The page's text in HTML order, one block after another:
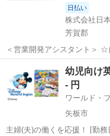
日払い
株式会社日
芳賀郡
＜営業開発アシスタント＞ ☆
ます！ ・まずは、見積書や
意な方、大歓迎♪ ・商品知識
への見積書説明もお願いしま
営業
幼児向け
- 円
ワールド・
矢板市
主婦(夫)の働くを応援！ [勤務日数]： 週4日~